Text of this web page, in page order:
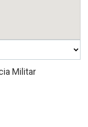
Militar